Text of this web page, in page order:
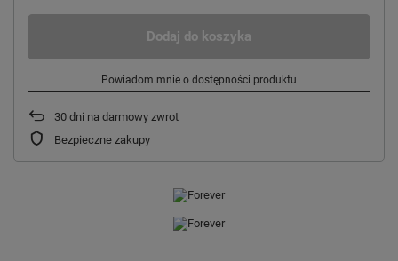
Dodaj do koszyka
Powiadom mnie o dostępności produktu
30 dni na darmowy zwrot
Bezpieczne zakupy